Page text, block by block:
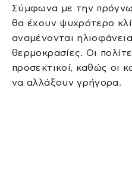
Σύμφωνα με την
θα έχουν ψυχρότερο
αναμένονται
θερμοκρασίες. Οι
προσεκτικοί, καθώς οι
να αλλάξουν γρήγορα.